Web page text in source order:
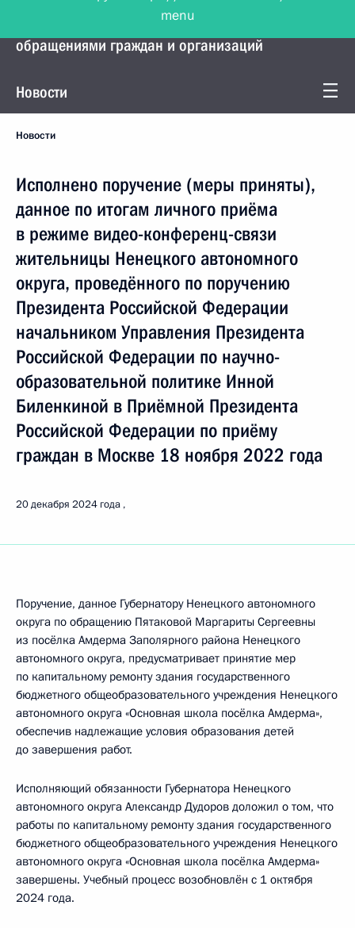
Управление Президента по работе с
обращениями граждан и организаций
Новости
Новости
Исполнено поручение (меры приняты),
данное по итогам личного приёма
в режиме видео-конференц-связи
жительницы Ненецкого автономного
округа, проведённого по поручению
Президента Российской Федерации
начальником Управления Президента
Российской Федерации по научно-
образовательной политике Инной
Биленкиной в Приёмной Президента
Российской Федерации по приёму
граждан в Москве 18 ноября 2022 года
20 декабря 2024 года
Поручение, данное Губернатору Ненецкого автономного
округа по обращению Пятаковой Маргариты Сергеевны
из посёлка Амдерма Заполярного района Ненецкого
автономного округа, предусматривает принятие мер
по капитальному ремонту здания государственного
бюджетного общеобразовательного учреждения Ненецкого
автономного округа «Основная школа посёлка Амдерма»,
обеспечив надлежащие условия образования детей
до завершения работ.
Исполняющий обязанности Губернатора Ненецкого
автономного округа Александр Дудоров доложил о том, что
работы по капитальному ремонту здания государственного
бюджетного общеобразовательного учреждения Ненецкого
автономного округа «Основная школа посёлка Амдерма»
завершены. Учебный процесс возобновлён с 1 октября
2024 года.
menu